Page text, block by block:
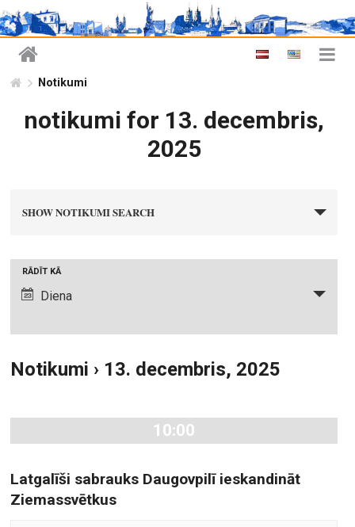
Notikumi
notikumi for 13. decembris,
2025
i
S
a
h
a
SHOW NOTIKUMI SEARCH
i
u
s
e
w
RĀDĪT KĀ
Diena
Notikumi › 13. decembris, 2025
10:00
Latgalīši sabrauks Daugovpilī ieskandināt
Ziemassvētkus